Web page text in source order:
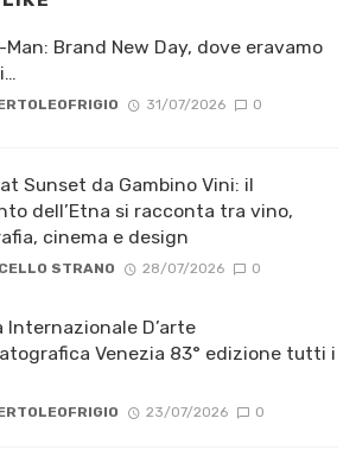
Man: Brand New Day, dove eravamo
31/07/2026 0
Sunset da Gambino Vini: il
dell’Etna si racconta tra vino,
cinema e design
STRANO 28/07/2026 0
Internazionale D’arte
Venezia 83° edizione tutti i
23/07/2026 0